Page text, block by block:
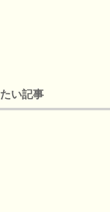
い記事